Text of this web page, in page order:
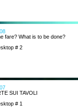
fare? What is to be done?
# 2
SUI TAVOLI
# 1